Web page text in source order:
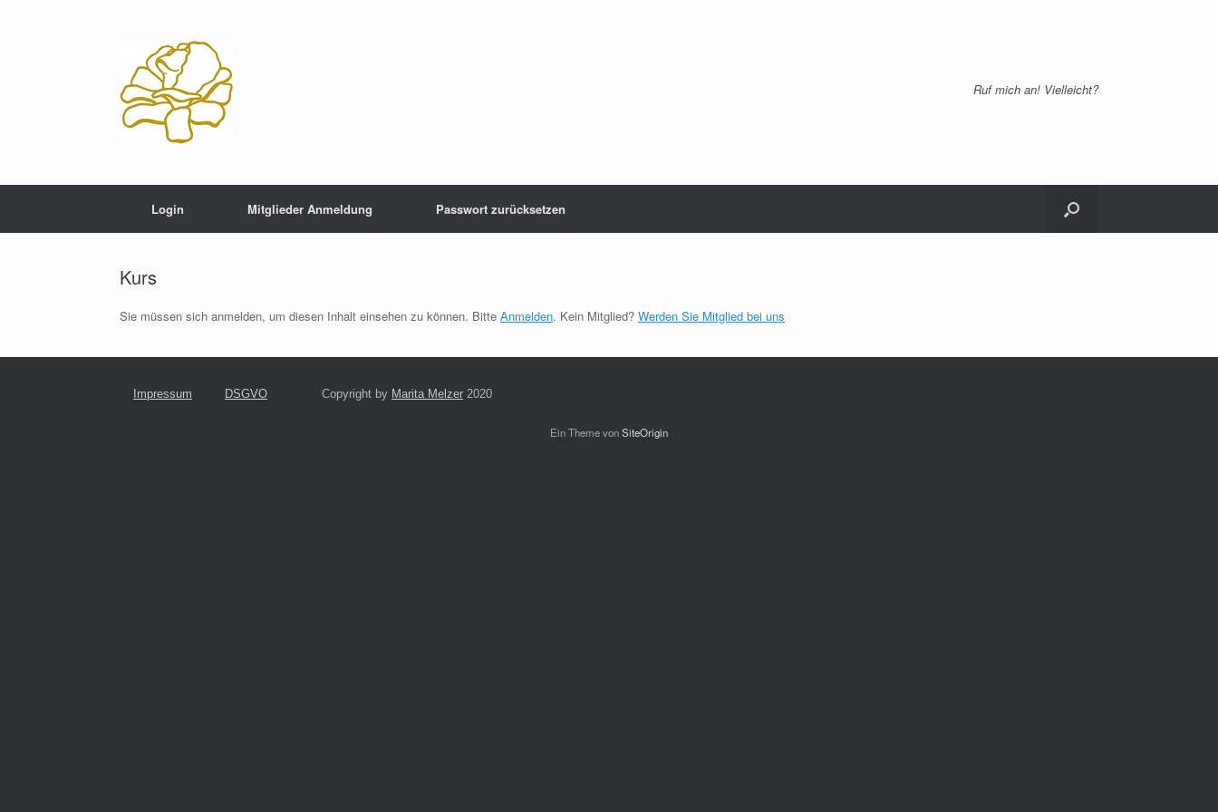
Ruf mich an! Vielleicht?
Login Mitglieder Anmeldung Passwort zurücksetzen
Kurs
Sie müssen sich anmelden, um diesen Inhalt einsehen zu können. Bitte Anmelden. Kein Mitglied? Werden Sie Mitglied bei uns
Impressum DSGVO Copyright by Marita Melzer 2020
Ein Theme vonSiteOrigin